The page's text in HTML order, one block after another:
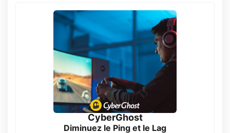
CyberGhost
Diminuez le Ping et le Lag